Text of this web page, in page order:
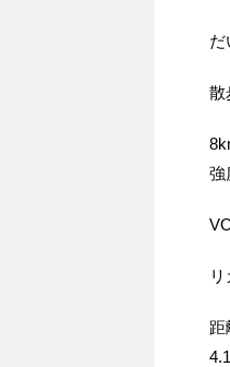
だ
散
強
距